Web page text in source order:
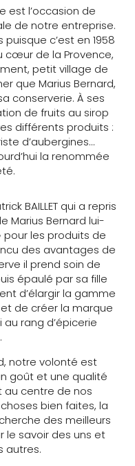
est l’occasion de
de notre entreprise.
c’est en 1958
cœur de la Provence,
petit village de
que Marius Bernard,
conserverie. À ses
de fruits au sirop
différents produits :
d’aubergines…
la renommée
BAILLET qui a repris
Marius Bernard lui-
les produits de
des avantages de
il prend soin de
épaulé par sa fille
d’élargir la gamme
de créer la marque
au rang d’épicerie
notre volonté est
goût et une qualité
centre de nos
bien faites, la
des meilleurs
le savoir des uns et
autres.